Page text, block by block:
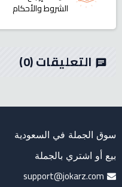
الشروط والأحكام
chat التعليقات(0)
سوق الجملة في السعودية
بيع أو اشتري بالجملة
support@jokarz.com